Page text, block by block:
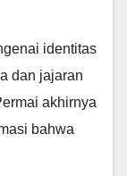
identitas
dan jajaran
akhirnya
bahwa